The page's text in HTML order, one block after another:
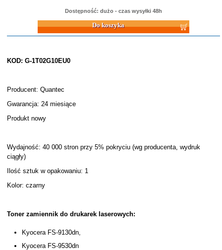
Dostępność: dużo - czas wysyłki 48h
Do koszyka
KOD: G-1T02G10EU0
Producent: Quantec
Gwarancja: 24 miesiące
Produkt nowy
Wydajność: 40 000 stron przy 5% pokryciu (wg producenta, wydruk
ciągły)
Ilość sztuk w opakowaniu: 1
Kolor: czarny
Toner zamiennik do drukarek laserowych:
Kyocera FS-9130dn,
Kyocera FS-9530dn